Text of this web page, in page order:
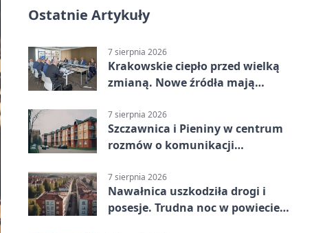
Ostatnie Artykuły
7 sierpnia 2026
Krakowskie ciepło przed wielką
zmianą. Nowe źródła mają
7 sierpnia 2026
Szczawnica i Pieniny w centrum
rozmów o komunikacji
7 sierpnia 2026
Nawałnica uszkodziła drogi i
posesje. Trudna noc w powiecie